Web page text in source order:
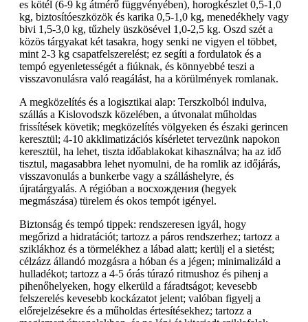
es kötél (6-9 kg átmérő függvényében), horogkészlet 0,5-1,0
kg, biztosítóeszközök és karika 0,5-1,0 kg, menedékhely vagy
bivi 1,5-3,0 kg, tűzhely üszkösével 1,0-2,5 kg. Oszd szét a
közös tárgyakat két tasakra, hogy senki ne vigyen el többet,
mint 2-3 kg csapatfelszerelést; ez segíti a fordulatok és a
tempó egyenletességét a fiúknak, és könnyebbé teszi a
visszavonulásra való reagálást, ha a körülmények romlanak.
A megközelítés és a logisztikai alap: Terszkolból indulva,
szállás a Kislovodszk közelében, a útvonalat műholdas
frissítések követik; megközelítés völgyeken és északi gerincen
keresztül; 4-10 akklimatizációs kísérletet tervezünk napokon
keresztül, ha lehet, tiszta időablakokat kihasználva; ha az idő
tisztul, magasabbra lehet nyomulni, de ha romlik az időjárás,
visszavonulás a bunkerbe vagy a szálláshelyre, és
újratárgyalás. A régióban a восхождения (hegyek
megmászása) türelem és okos tempót igényel.
Biztonság és tempó tippek: rendszeresen igyál, hogy
megőrizd a hidratációt; tartozz a páros rendszerhez; tartozz a
sziklákhoz és a törmelékhez a lábad alatt; kerülj el a sietést;
célzázz állandó mozgásra a hóban és a jégen; minimalizáld a
hulladékot; tartozz a 4-5 órás túrazó ritmushoz és pihenj a
pihenőhelyeken, hogy elkerüld a fáradtságot; kevesebb
felszerelés kevesebb kockázatot jelent; valóban figyelj a
előrejelzésekre és a műholdas értesítésekhez; tartozz a